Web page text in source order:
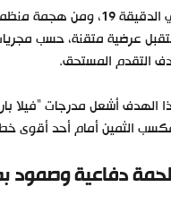
منظمة، وصلت الكرة إلى الظهير الأيمن البولندي المتألق،
عرضية متقنة، حسب
التقدم المستحق.
الهدف أشعل مدرجات “فيلا
الثمين أمام أحد أقوى
دفاعية وصمود